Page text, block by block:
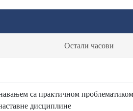
Остали часови
са практичном
дисциплине